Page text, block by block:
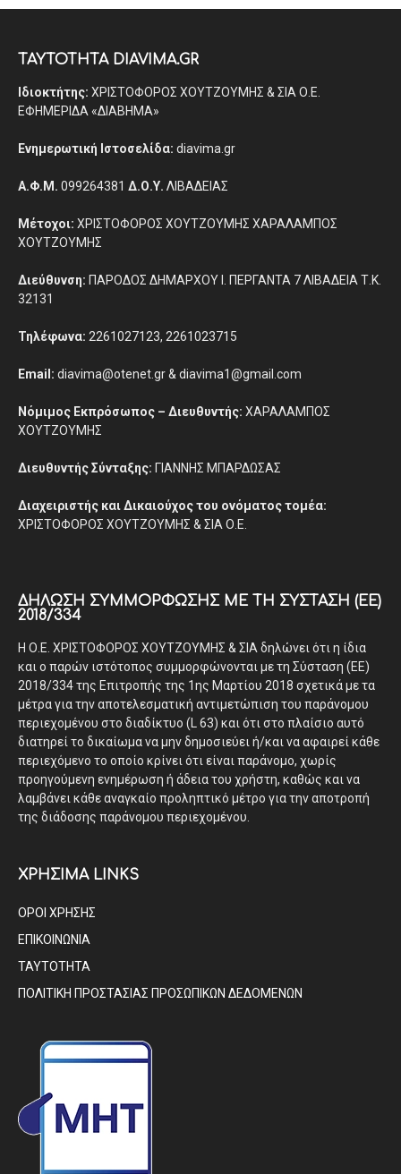
ΤΑΥΤΟΤΗΤΑ DIAVIMA.GR
Ιδιοκτήτης: ΧΡΙΣΤΟΦΟΡΟΣ ΧΟΥΤΖΟΥΜΗΣ & ΣΙΑ Ο.Ε.
ΕΦΗΜΕΡΙΔΑ «ΔΙΑΒΗΜΑ»
Ενημερωτική Ιστοσελίδα: diavima.gr
Α.Φ.Μ. 099264381 Δ.Ο.Υ. ΛΙΒΑΔΕΙΑΣ
Μέτοχοι: ΧΡΙΣΤΟΦΟΡΟΣ ΧΟΥΤΖΟΥΜΗΣ ΧΑΡΑΛΑΜΠΟΣ
ΧΟΥΤΖΟΥΜΗΣ
Διεύθυνση: ΠΑΡΟΔΟΣ ΔΗΜΑΡΧΟΥ Ι. ΠΕΡΓΑΝΤΑ 7 ΛΙΒΑΔΕΙΑ Τ.Κ.
32131
Τηλέφωνα: 2261027123, 2261023715
Email: diavima@otenet.gr & diavima1@gmail.com
Νόμιμος Εκπρόσωπος – Διευθυντής: ΧΑΡΑΛΑΜΠΟΣ
ΧΟΥΤΖΟΥΜΗΣ
Διευθυντής Σύνταξης: ΓΙΑΝΝΗΣ ΜΠΑΡΔΩΣΑΣ
Διαχειριστής και Δικαιούχος του ονόματος τομέα:
ΧΡΙΣΤΟΦΟΡΟΣ ΧΟΥΤΖΟΥΜΗΣ & ΣΙΑ Ο.Ε.
ΔΉΛΩΣΗ ΣΥΜΜΌΡΦΩΣΗΣ ΜΕ ΤΗ ΣΎΣΤΑΣΗ (ΕΕ)
2018/334
Η Ο.Ε. ΧΡΙΣΤΟΦΟΡΟΣ ΧΟΥΤΖΟΥΜΗΣ & ΣΙΑ δηλώνει ότι η ίδια
και ο παρών ιστότοπος συμμορφώνονται με τη Σύσταση (ΕΕ)
2018/334 της Επιτροπής της 1ης Μαρτίου 2018 σχετικά με τα
μέτρα για την αποτελεσματική αντιμετώπιση του παράνομου
περιεχομένου στο διαδίκτυο (L 63) και ότι στο πλαίσιο αυτό
διατηρεί το δικαίωμα να μην δημοσιεύει ή/και να αφαιρεί κάθε
περιεχόμενο το οποίο κρίνει ότι είναι παράνομο, χωρίς
προηγούμενη ενημέρωση ή άδεια του χρήστη, καθώς και να
λαμβάνει κάθε αναγκαίο προληπτικό μέτρο για την αποτροπή
της διάδοσης παράνομου περιεχομένου.
ΧΡΗΣΙΜΑ LINKS
ΟΡΟΙ ΧΡΗΣΗΣ
ΕΠΙΚΟΙΝΩΝΙΑ
ΤΑΥΤΟΤΗΤΑ
ΠΟΛΙΤΙΚΗ ΠΡΟΣΤΑΣΙΑΣ ΠΡΟΣΩΠΙΚΩΝ ΔΕΔΟΜΕΝΩΝ